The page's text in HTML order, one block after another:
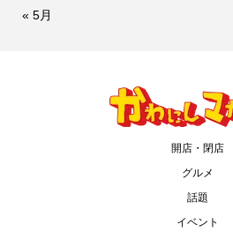
« 5月
開店・閉店
グルメ
話題
イベント